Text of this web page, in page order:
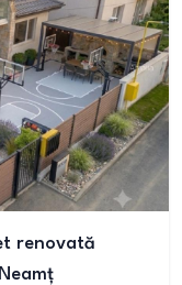
renovată